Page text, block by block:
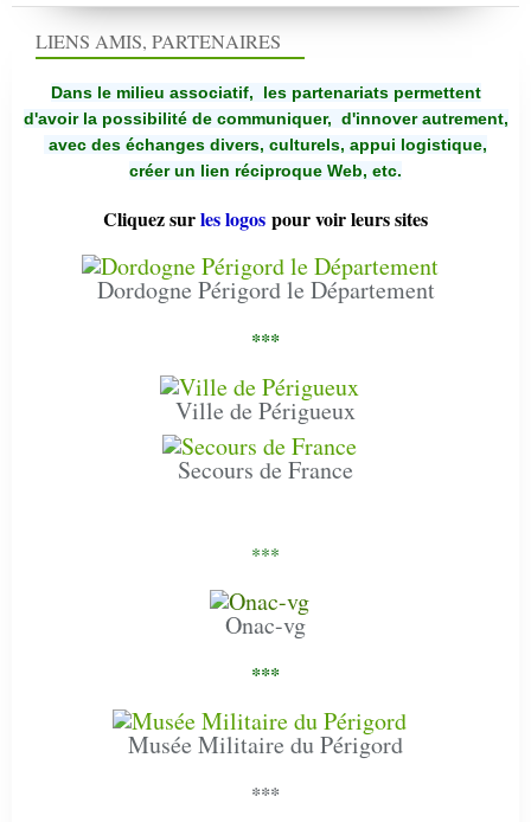
LIENS AMIS, PARTENAIRES
Dans le milieu associatif, les partenariats permettent
d'avoir la possibilité de communiquer, d'innover autrement,
avec des échanges divers, culturels, appui logistique,
créer un lien réciproque Web, etc.
Cliquez surles logos pour voir leurs sites
Dordogne Périgord le Département
***
Ville de Périgueux
Secours de France
***
Onac-vg
***
Musée Militaire du Périgord
***